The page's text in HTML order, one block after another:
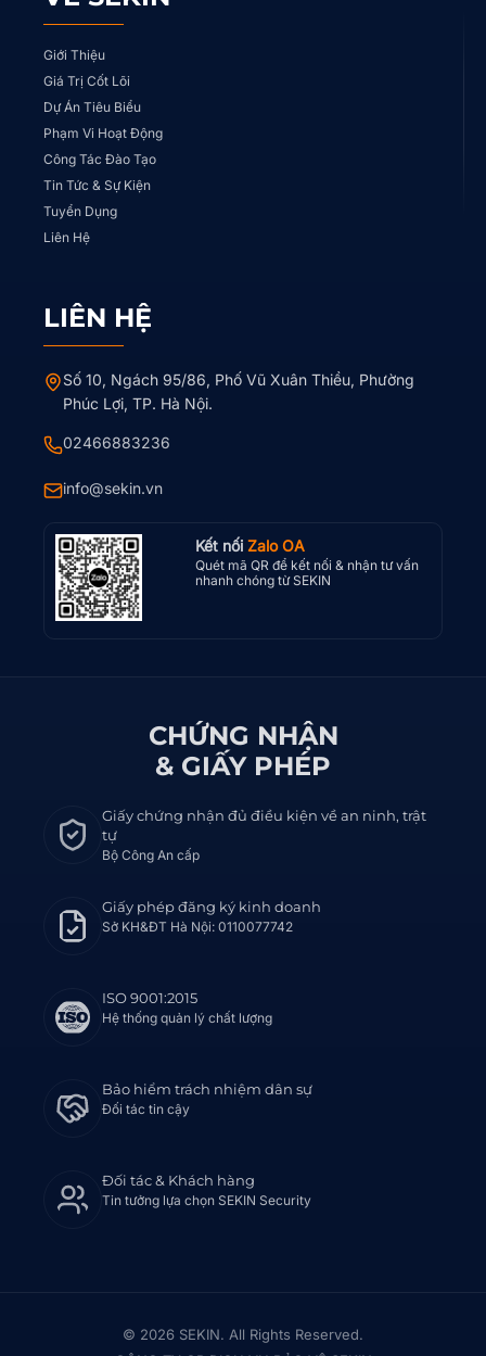
Giới Thiệu
Giá Trị Cốt Lõi
Dự Án Tiêu Biểu
Phạm Vi Hoạt Động
Công Tác Đào Tạo
Tin Tức & Sự Kiện
Tuyển Dụng
Liên Hệ
LIÊN HỆ
Số 10, Ngách 95/86, Phố Vũ Xuân Thiều, Phường
Phúc Lợi, TP. Hà Nội.
02466883236
info@sekin.vn
Kết nối Zalo OA
Quét mã QR để kết nối & nhận tư vấn
nhanh chóng từ SEKIN
CHỨNG NHẬN
& GIẤY PHÉP
Giấy chứng nhận đủ điều kiện về an ninh, trật
tự
Bộ Công An cấp
Giấy phép đăng ký kinh doanh
Sở KH&ĐT Hà Nội: 0110077742
ISO 9001:2015
Hệ thống quản lý chất lượng
Bảo hiểm trách nhiệm dân sự
Đối tác tin cậy
Đối tác & Khách hàng
Tin tưởng lựa chọn SEKIN Security
© 2026 SEKIN. All Rights Reserved.